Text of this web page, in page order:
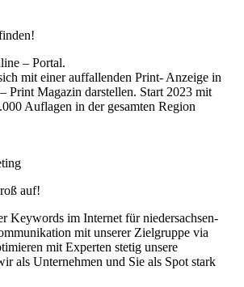
– Portal.
mit einer auffallenden Print- Anzeige in
Print Magazin darstellen. Start 2023 mit
Auflagen in der gesamten Region
auf!
Keywords im Internet für niedersachsen-
mit unserer Zielgruppe via
mit Experten stetig unsere
als Unternehmen und Sie als Spot stark